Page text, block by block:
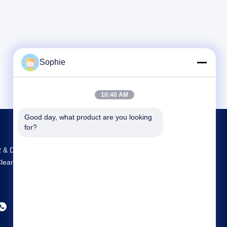
& D และการผลิตที่ใหญ่ที่สุด Prefab
จําหน่ายในจีน
Sophie
10:40 AM
Good day, what product are you looking
for?